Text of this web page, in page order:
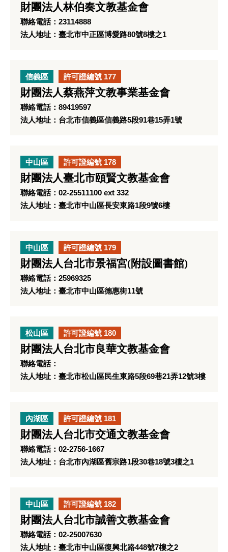
財團法人林伯奏文教基金會
聯絡電話：23114888
法人地址：臺北市中正區博愛路80號8樓之1
信義區 許可證編號 177
財團法人蔡燕萍文教事業基金會
聯絡電話：89419597
法人地址：台北市信義區信義路5段91巷15弄1號
中山區 許可證編號 178
財團法人臺北市頤賢文教基金會
聯絡電話：02-25511100 ext 332
法人地址：臺北市中山區長安東路1段9號6樓
中山區 許可證編號 179
財團法人台北市景福宮(附設圖書館)
聯絡電話：25969325
法人地址：臺北市中山區德惠街11號
松山區 許可證編號 180
財團法人台北市良華文教基金會
聯絡電話：
法人地址：臺北市松山區民生東路5段69巷21弄12號3樓
內湖區 許可證編號 181
財團法人台北市交通文教基金會
聯絡電話：02-2756-1667
法人地址：台北市內湖區舊宗路1段30巷18號3樓之1
中山區 許可證編號 182
財團法人台北市誠善文教基金會
聯絡電話：02-25007630
法人地址：臺北市中山區復興北路448號7樓之2